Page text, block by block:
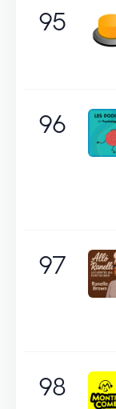
95
96
97
98